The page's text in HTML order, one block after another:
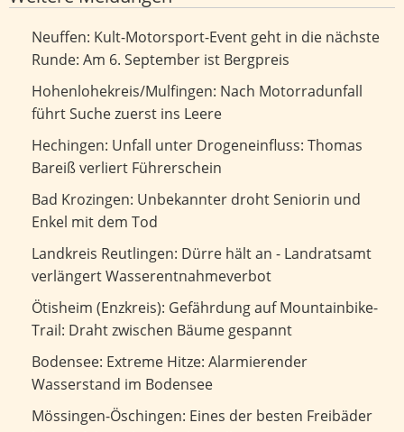
Kult-Motorsport-Event geht in die nächste Runde: Am 6.
September ist Bergpreis
Neuffen: Kult-Motorsport-Event geht in die nächste
Runde: Am 6. September ist Bergpreis
Nach Motorradunfall führt Suche zuerst ins Leere
Hohenlohekreis/Mulfingen: Nach Motorradunfall
führt Suche zuerst ins Leere
Unfall unter Drogeneinfluss: Thomas Bareiß verliert
Führerschein
Hechingen: Unfall unter Drogeneinfluss: Thomas
Bareiß verliert Führerschein
Unbekannter droht Seniorin und Enkel mit dem Tod
Bad Krozingen: Unbekannter droht Seniorin und
Enkel mit dem Tod
Dürre hält an - Landratsamt verlängert
Wasserentnahmeverbot
Landkreis Reutlingen: Dürre hält an - Landratsamt
verlängert Wasserentnahmeverbot
Gefährdung auf Mountainbike-Trail: Draht zwischen
Bäume gespannt
Ötisheim (Enzkreis): Gefährdung auf Mountainbike-
Trail: Draht zwischen Bäume gespannt
Extreme Hitze: Alarmierender Wasserstand im Bodensee
Bodensee: Extreme Hitze: Alarmierender
Wasserstand im Bodensee
Eines der besten Freibäder liegt auf der Schwäbischen Alb
Mössingen-Öschingen: Eines der besten Freibäder